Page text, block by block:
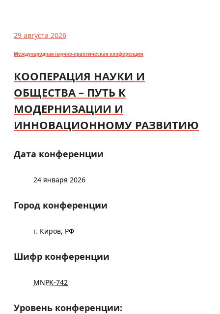
29 августа 2026
Международная научно-практическая конференция
КООПЕРАЦИЯ НАУКИ И
ОБЩЕСТВА – ПУТЬ К
МОДЕРНИЗАЦИИ И
ИННОВАЦИОННОМУ РАЗВИТИЮ
Дата конференции
24 января 2026
Город конференции
г. Киров, РФ
Шифр конференции
MNPK-742
Уровень конференции: